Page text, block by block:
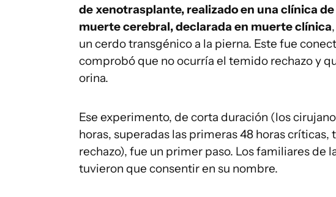
de xenotrasplante, realizado en una clínica
muerte cerebral, declarada en muerte clínica
un cerdo transgénico a la pierna. Este fue
comprobó que no ocurría el temido rechazo y
orina.
Ese experimento, de corta duración (los
horas, superadas las primeras 48 horas críticas,
rechazo), fue un primer paso. Los familiares de
tuvieron que consentir en su nombre.